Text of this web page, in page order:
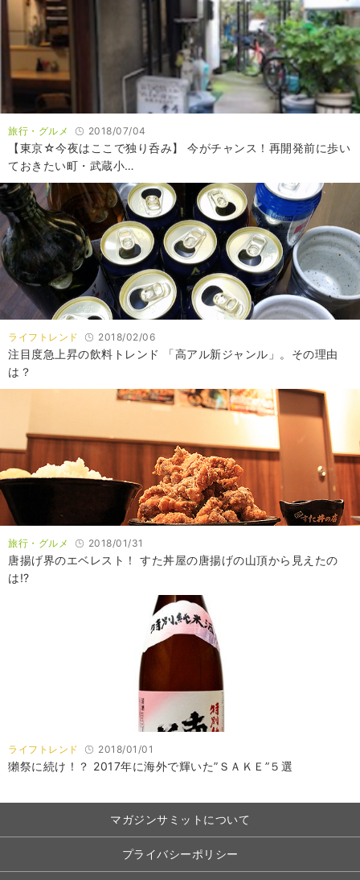
旅行・グルメ 2018/07/04
【東京☆今夜はここで独り呑み】 今がチャンス！再開発前に歩い
ておきたい町・武蔵小…
ライフトレンド 2018/02/06
注目度急上昇の飲料トレンド 「高アル新ジャンル」。その理由
は？
旅行・グルメ 2018/01/31
唐揚げ界のエベレスト！ すた丼屋の唐揚げの山頂から見えたの
は!?
ライフトレンド 2018/01/01
獺祭に続け！？ 2017年に海外で輝いた”ＳＡＫＥ”５選
マガジンサミットについて
プライバシーポリシー